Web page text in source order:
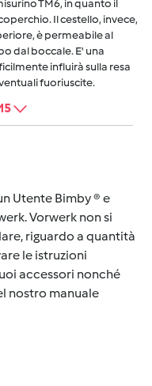
TM6, in quanto il
Il cestello, invece,
è permeabile al
dal boccale. E' una
influirà sulla resa
fuoriuscite.
Utente Bimby ® e
Vorwerk non si
riguardo a quantità
le istruzioni
accessori nonché
nostro manuale